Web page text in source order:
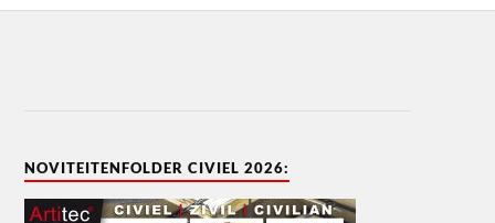
NOVITEITENFOLDER CIVIEL 2026: